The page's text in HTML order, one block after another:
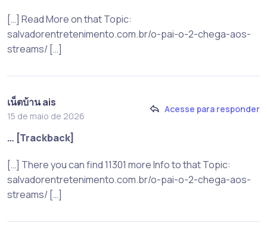
[…] Read More on that Topic:
salvadorentretenimento.com.br/o-pai-o-2-chega-aos-
streams/ […]
เน็ตบ้าน ais
15 de maio de 2026
Acesse para responder
… [Trackback]
[…] There you can find 11301 more Info to that Topic:
salvadorentretenimento.com.br/o-pai-o-2-chega-aos-
streams/ […]